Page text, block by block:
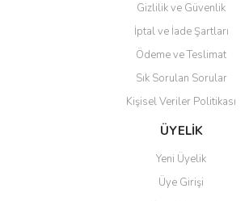
Gizlilik ve Güvenlik
İptal ve İade Şartları
Ödeme ve Teslimat
Sık Sorulan Sorular
Kişisel Veriler Politikası
ÜYELİK
Yeni Üyelik
Üye Girişi